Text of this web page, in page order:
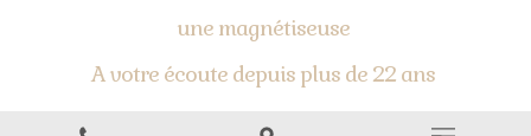
une magnétiseuse
A votre écoute depuis plus de 22 ans